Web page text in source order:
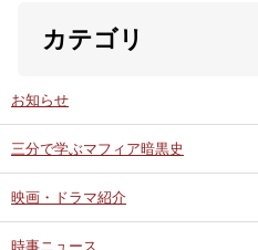
カテゴリ
お知らせ
三分で学ぶマフィア暗黒史
映画・ドラマ紹介
時事ニュース